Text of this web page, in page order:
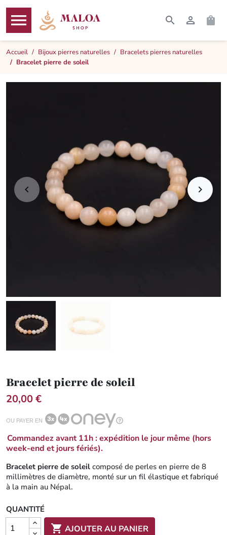

MENU
  
Accueil Bijoux pierres naturelles
Bracelets pierres naturelles
Bracelet pierre de soleil
 
Bracelet pierre de soleil
20,00 €
OU PAYER EN
Commandez avant 11h : expédition le jour même (hors
week-end et jours fériés).
Bracelet pierre de soleil composé de perles en pierre de 8
millimètres de diamètre, monté sur un fil élastique et fabriqué
à la main au Népal.
QUANTITÉ
 AJOUTER AU PANIER